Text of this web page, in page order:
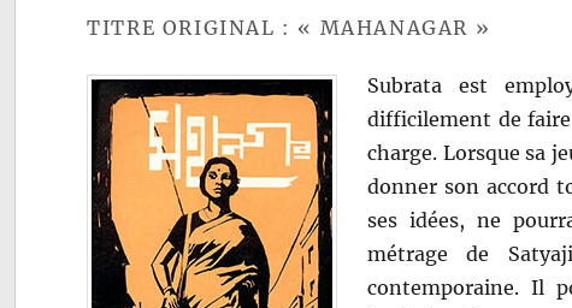
TITRE ORIGINAL : « MAHANAGAR »
Subrata est
difficilement de faire
charge. Lorsque sa
donner son accord
ses idées, ne
métrage de
contemporaine. Il